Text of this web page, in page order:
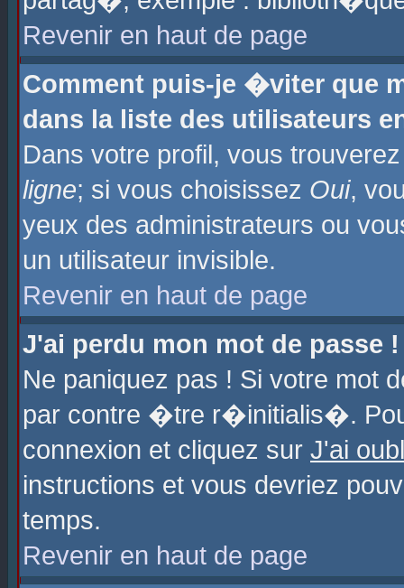
Revenir en haut de page
Comment puis-je �viter que
dans la liste des utilisateurs
Dans votre profil, vous
ligne; si vous choisissez Oui,
yeux des administrateurs ou
un utilisateur invisible.
Revenir en haut de page
J'ai perdu mon mot de passe !
Ne paniquez pas ! Si votre
par contre �tre r�initialis�.
connexion et cliquez sur J'ai
instructions et vous devriez
temps.
Revenir en haut de page